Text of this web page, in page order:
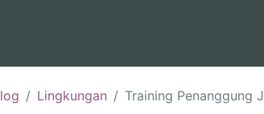
Lingkungan Training Penanggung Jawab, Pengendali Pencemaran Udara (PPPU)